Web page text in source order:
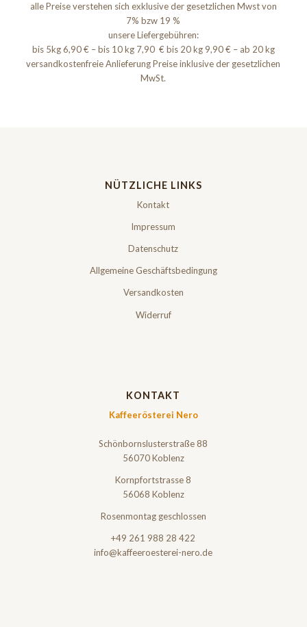
alle Preise verstehen sich exklusive der gesetzlichen Mwst von
7% bzw 19 %
unsere Liefergebühren:
bis 5kg 6,90 € – bis 10 kg 7,90 € bis 20 kg 9,90 € – ab 20 kg
versandkostenfreie Anlieferung Preise inklusive der gesetzlichen
MwSt.
NÜTZLICHE LINKS
Kontakt
Impressum
Datenschutz
Allgemeine Geschäftsbedingung
Versandkosten
Widerruf
KONTAKT
Kaffeerösterei Nero
Schönbornslusterstraße 88
56070 Koblenz
Kornpfortstrasse 8
56068 Koblenz
Rosenmontag geschlossen
+49 261 988 28 422
info@kaffeeroesterei-nero.de